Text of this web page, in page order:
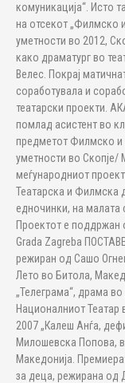
комуникација“. Исто
на отсекот „Филмско
уметности во 2012,
како драматург во
Велес. Покрај
соработувала и
театарски проекти.
помлад асистент во
предметот Филмско и
уметности во Скопје/
меѓународниот
Театарска и Филмска
едночинки, на малата
Проектот е поддржан
Grada Zagreba
режиран од Сашо
Лето во Битола,
„Телеграма“, драма
Националниот Театар
2007 „Калеш Анѓа,
Милошевска Попова,
Македонија.
за деца, режирана од